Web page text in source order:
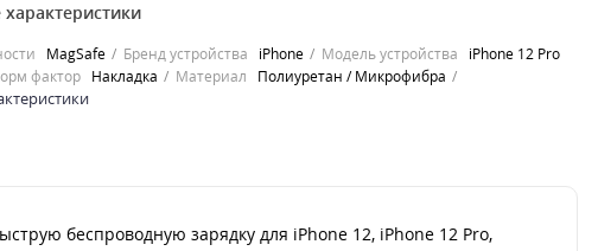
— это новая экосистема
которые мгновенно
и обеспечивают
0
аксессуаров, которые мгновенно
примагничиваются и обеспечивают
более ..
MagSafe Бренд устройства iPhone Модель устройства
iPhone 12 Pro
фактор Накладка Материал Полиуретан / Микрофибра
беспроводную зарядку для iPhone 12, iPhone 12 Pro,